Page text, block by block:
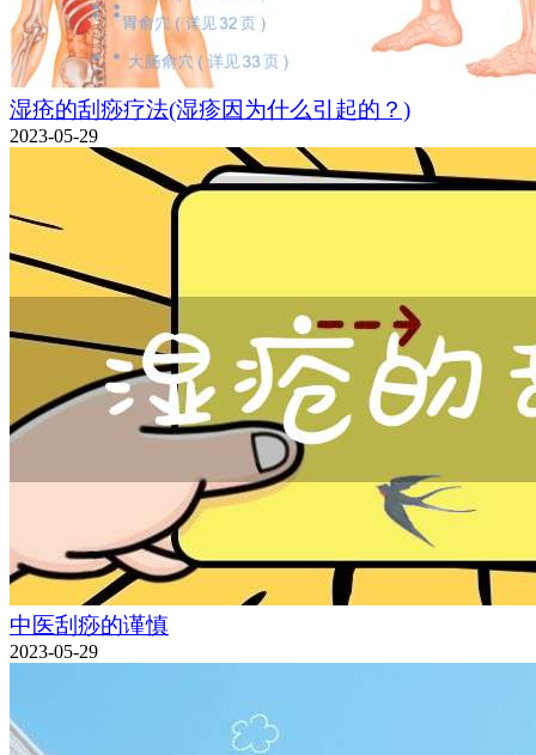
湿疮的刮痧疗法(湿疹因为什么引起的？)
2023-05-29
中医刮痧的谨慎
2023-05-29